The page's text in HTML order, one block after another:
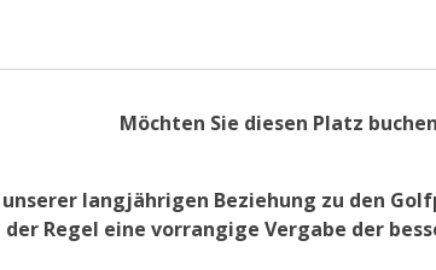
Möchten Sie diesen Platz
langjährigen Beziehung zu den
der Regel eine vorrangige Vergabe der